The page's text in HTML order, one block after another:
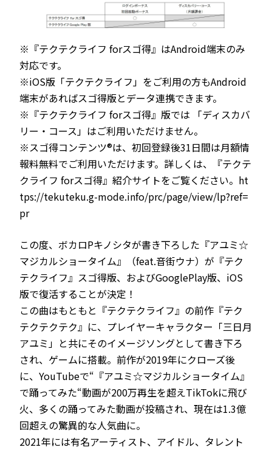
※『テクテクライフ forスゴ得』はAndroid端末のみ
対応です。
※iOS版「テクテクライフ」をご利用の方もAndroid
端末があればスゴ得版とデータ連携できます。
※『テクテクライフ forスゴ得』版では 「ディスカバ
リー・コース」はご利用いただけません。
※スゴ得コンテンツ®は、初回登録後31日間は月額情
報料無料でご利用いただけます。詳しくは、『テクテ
クライフ forスゴ得』紹介サイトをご覧ください。ht
tps://tekuteku.g-mode.info/prc/page/view/lp?ref=
pr
この度、ボカロPキノシタが書き下ろした『アユミ☆
マジカルショータイム』（feat.音街ウナ）が『テク
テクライフ』スゴ得版、およびGooglePlay版、iOS
版で復活することが決定！
この曲はもともと『テクテクライフ』の前作『テク
テクテクテク』に、プレイヤーキャラクター「三日月
アユミ」と共にそのイメージソングとして書き下ろ
され、ゲームに搭載。前作が2019年にクローズ後
に、YouTubeで“『アユミ☆マジカルショータイム』
で踊ってみた“動画が200万再生を超えTikTokに飛び
火、多くの踊ってみた動画が投稿され、現在は1.3億
回超えの驚異的な人気曲に。
2021年には有名アーティスト、アイドル、タレント